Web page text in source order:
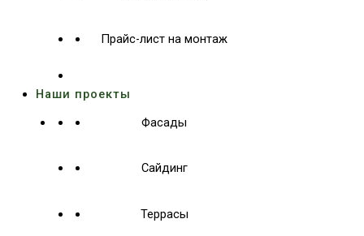
Прайс-лист на монтаж
Наши проекты
Фасады
Сайдинг
Террасы